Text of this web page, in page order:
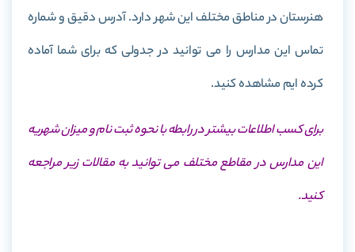
هنرستان در مناطق مختلف این شهر دارد. آدرس دقیق و شماره
تماس این مدارس را می توانید در جدولی که برای شما آماده
کرده ایم مشاهده کنید.
برای کسب اطلاعات بیشتر در رابطه با نحوه ثبت نام و میزان شهریه
این مدارس در مقاطع مختلف می توانید به مقالات زیر مراجعه
کنید.